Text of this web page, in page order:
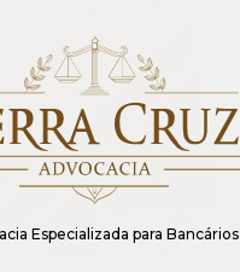
Especializada para Bancários